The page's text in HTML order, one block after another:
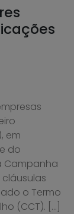
em
do
Campanha
o Termo
(CCT). […]